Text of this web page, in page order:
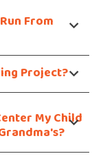
From
Project?
My Child